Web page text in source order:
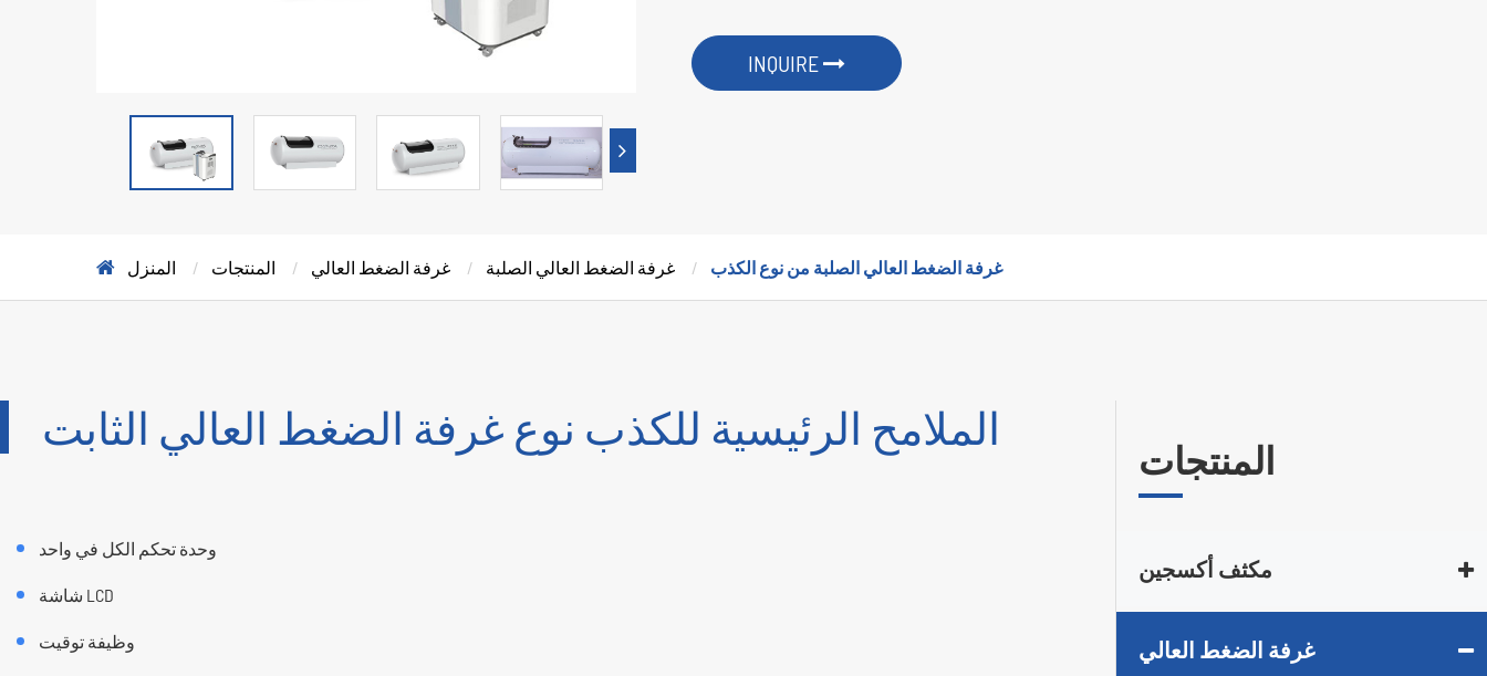
INQUIRE
المنزل المنتجات غرفة الضغط العالي غرفة الضغط العالي الصلبة غرفة الضغط العالي الصلبة من نوع الكذب
الملامح الرئيسية للكذب نوع غرفة الضغط العالي الثابت
وحدة تحكم الكل في واحد
شاشة LCD
وظيفة توقيت
المنتجات
مكثف أكسجين
غرفة الضغط العالي